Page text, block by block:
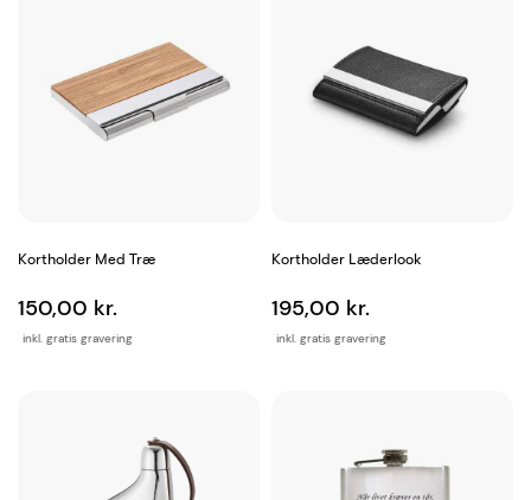
Kortholder Med Træ
inkl. gratis gravering
150,00 kr.
Kortholder Læderlook
inkl. gratis gravering
195,00 kr.